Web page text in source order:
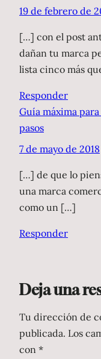
19 de febrero de
[…] con el post
dañan tu marca
lista cinco más
Responder
Guía máxima
pasos
7 de mayo de 2018
[…] de que lo
una marca
como un […]
Responder
Deja una
Tu dirección de
publicada. Los
con *